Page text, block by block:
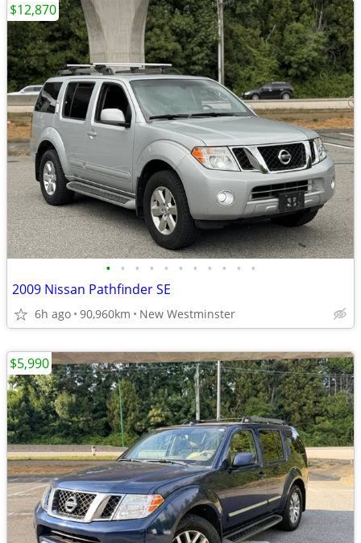
• • • • • • • • • • •
2009 Nissan Pathfinder SE
6h ago 90,960km New Westminster
$12,870
$5,990